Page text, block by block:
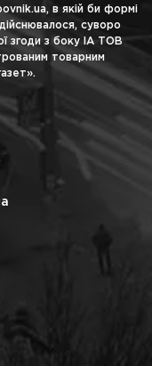
в якій би формі
суворо
згоди з боку ІА ТОВ
товарним